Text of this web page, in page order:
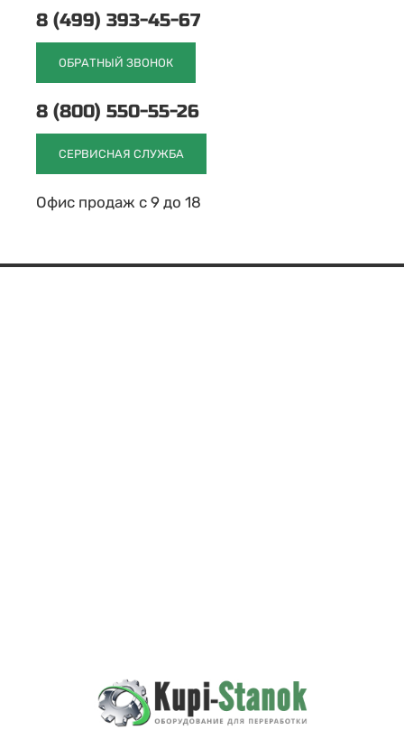
8 (499) 393-45-67
ОБРАТНЫЙ ЗВОНОК
8 (800) 550-55-26
СЕРВИСНАЯ СЛУЖБА
Офис продаж с 9 до 18